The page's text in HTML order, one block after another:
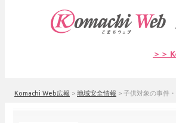
＞＞
Komachi Web広報 > 地域安全情報 > 子供対象の事件